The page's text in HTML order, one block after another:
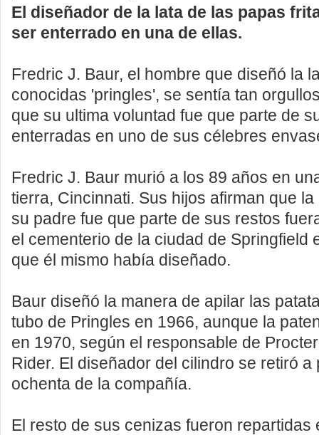
El diseñador de la lata de las papas
ser enterrado en una de ellas.
Fredric J. Baur, el hombre que diseñó la
conocidas 'pringles', se sentía tan
que su ultima voluntad fue que parte de
enterradas en uno de sus célebres
Fredric J. Baur murió a los 89 años en
tierra, Cincinnati. Sus hijos afirman que
su padre fue que parte de sus restos
el cementerio de la ciudad de Springfield
que él mismo había diseñado.
Baur diseñó la manera de apilar las
tubo de Pringles en 1966, aunque la
en 1970, según el responsable de
Rider. El diseñador del cilindro se retiró a
ochenta de la compañía.
El resto de sus cenizas fueron repartidas